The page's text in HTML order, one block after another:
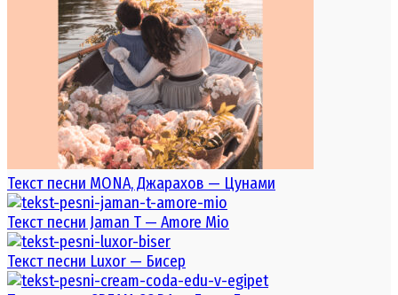
Текст песни MONA, Джарахов — Цунами
Текст песни Jaman T — Amore Mio
Текст песни Luxor — Бисер